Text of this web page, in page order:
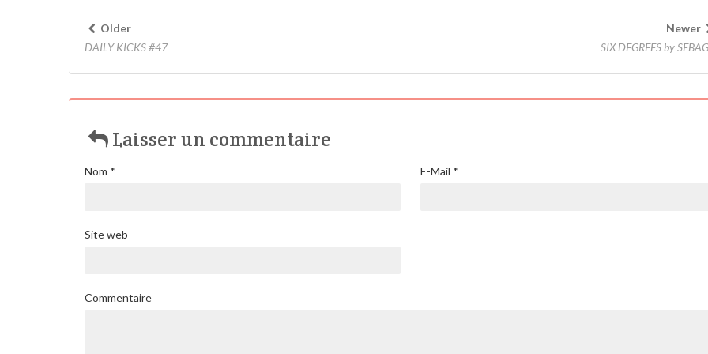
Older
DAILY KICKS #47
Newer
SIX DEGREES by
Laisser un commentaire
Nom * E-Mail *
Site web
Commentaire